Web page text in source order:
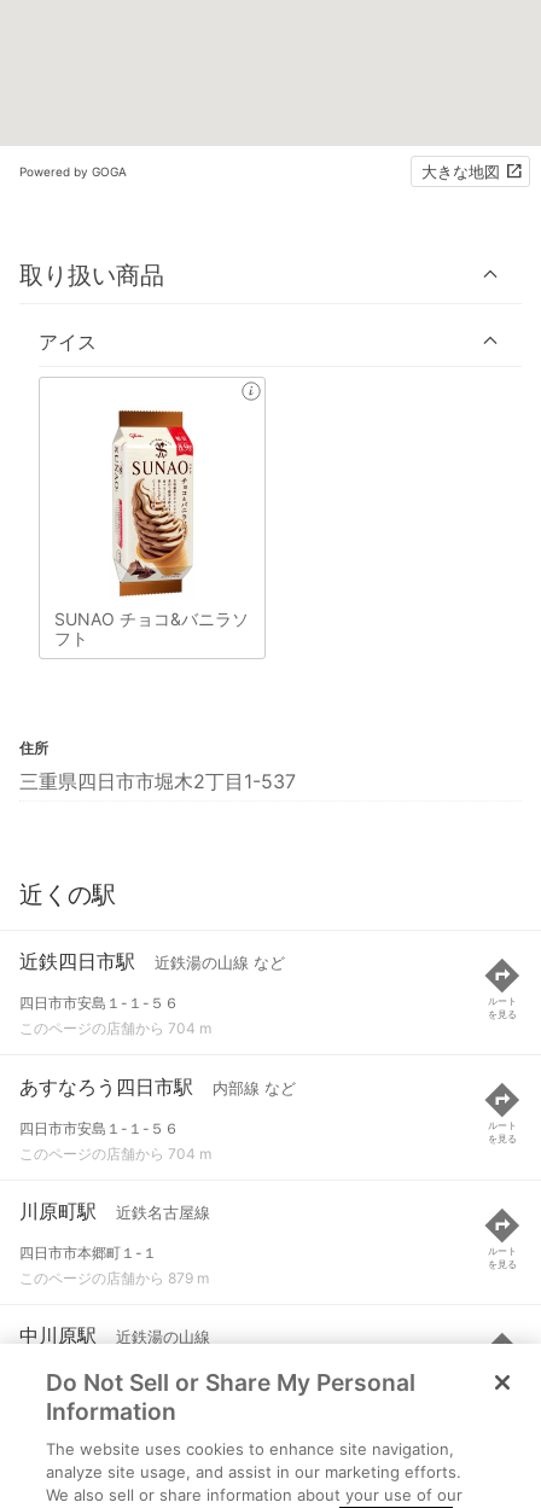
Powered by GOGA 大きな地図
取り扱い商品
アイス
SUNAO チョコ&バニラソ
フト
住所
三重県四日市市堀木2丁目1-537
近くの駅
近鉄四日市駅 近鉄湯の山線 など
四日市市安島１-１-５６
このページの店舗から 704 m
ルート
を見る
あすなろう四日市駅 内部線 など
四日市市安島１-１-５６
このページの店舗から 704 m
ルート
を見る
川原町駅 近鉄名古屋線
四日市市本郷町１-１
このページの店舗から 879 m
ルート
を見る
中川原駅 近鉄湯の山線
四日市市中川原２-２-１４
このページの店舗から 1.2 km
ルート
を見る
赤堀駅 内部線 など
四日市市赤堀２-１３-２０
Do Not Sell or Share My Personal
Information
The website uses cookies to enhance site navigation,
analyze site usage, and assist in our marketing efforts.
We also sell or share information about your use of our